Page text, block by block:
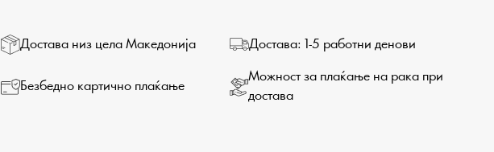
Достава низ цела Македонија Достава: 1-5 работни денови
Безбедно картично плаќање
Можност за плаќање на рака при
достава